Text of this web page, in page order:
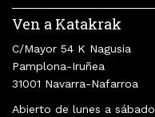
Ven a Katakrak
C/Mayor 54 K Nagusia
Pamplona-Iruñea
31001 Navarra-Nafarroa
Abierto de lunes a sábado